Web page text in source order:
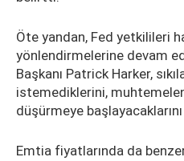
Öte yandan, Fed yetkilileri
yönlendirmelerine devam
Başkanı Patrick Harker,
istemediklerini,
düşürmeye
Emtia fiyatlarında da benzer